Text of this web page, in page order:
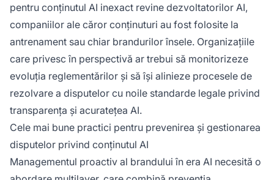
pentru conținutul AI inexact revine dezvoltatorilor AI,
companiilor ale căror conținuturi au fost folosite la
antrenament sau chiar brandurilor însele. Organizațiile
care privesc în perspectivă ar trebui să monitorizeze
evoluția reglementărilor și să își alinieze procesele de
rezolvare a disputelor cu noile standarde legale privind
transparența și acuratețea AI.
Cele mai bune practici pentru prevenirea și gestionarea
disputelor privind conținutul AI
Managementul proactiv al brandului în era AI necesită o